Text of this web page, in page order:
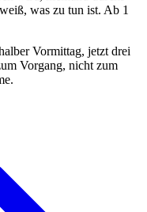
was zu tun ist. Ab 1
Vormittag, jetzt drei
Vorgang, nicht zum